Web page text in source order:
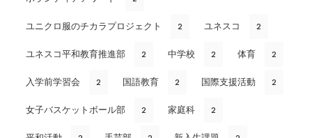
ユニクロ服のチカラプロジェクト 2 ユネスコ 2
ユネスコ平和教育推進部 2 中学校 2 体育 2
入学前学習会 2 国語教育 2 国際支援活動 2
女子バスケットボール部 2 家庭科 2